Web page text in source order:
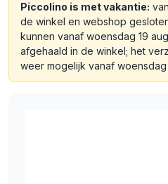
Piccolino is met vakantie:
de winkel en webshop
kunnen vanaf woensdag 19
afgehaald in de winkel; het
weer mogelijk vanaf woensdag